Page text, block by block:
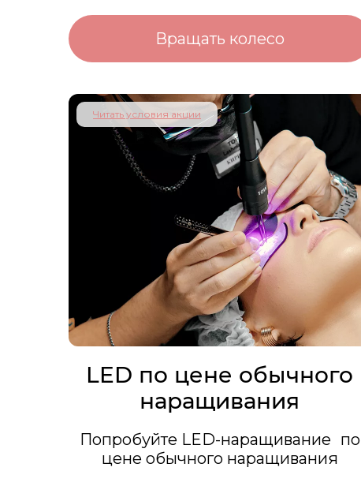
Вращать колесо
Читать условия акции
LED по цене обычного
наращивания
Попробуйте LED-наращивание по
цене обычного наращивания